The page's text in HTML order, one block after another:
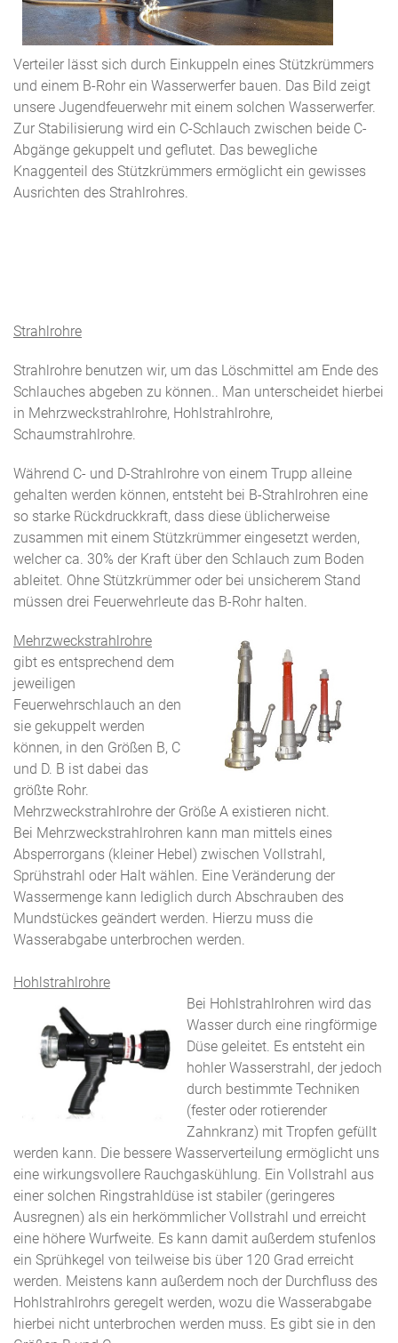
Verteiler lässt sich durch Einkuppeln eines Stützkrümmers
und einem B-Rohr ein Wasserwerfer bauen. Das Bild zeigt
unsere Jugendfeuerwehr mit einem solchen Wasserwerfer.
Zur Stabilisierung wird ein C-Schlauch zwischen beide C-
Abgänge gekuppelt und geflutet. Das bewegliche
Knaggenteil des Stützkrümmers ermöglicht ein gewisses
Ausrichten des Strahlrohres.
Strahlrohre
Strahlrohre benutzen wir, um das Löschmittel am Ende des
Schlauches abgeben zu können.. Man unterscheidet hierbei
in Mehrzweckstrahlrohre, Hohlstrahlrohre,
Schaumstrahlrohre.
Während C- und D-Strahlrohre von einem Trupp alleine
gehalten werden können, entsteht bei B-Strahlrohren eine
so starke Rückdruckkraft, dass diese üblicherweise
zusammen mit einem Stützkrümmer eingesetzt werden,
welcher ca. 30% der Kraft über den Schlauch zum Boden
ableitet. Ohne Stützkrümmer oder bei unsicherem Stand
müssen drei Feuerwehrleute das B-Rohr halten.
Mehrzweckstrahlrohre
gibt es entsprechend dem
jeweiligen
Feuerwehrschlauch an den
sie gekuppelt werden
können, in den Größen B, C
und D. B ist dabei das
größte Rohr.
Mehrzweckstrahlrohre der Größe A existieren nicht.
Bei Mehrzweckstrahlrohren kann man mittels eines
Absperrorgans (kleiner Hebel) zwischen Vollstrahl,
Sprühstrahl oder Halt wählen. Eine Veränderung der
Wassermenge kann lediglich durch Abschrauben des
Mundstückes geändert werden. Hierzu muss die
Wasserabgabe unterbrochen werden.
Hohlstrahlrohre
Bei Hohlstrahlrohren wird das
Wasser durch eine ringförmige
Düse geleitet. Es entsteht ein
hohler Wasserstrahl, der jedoch
durch bestimmte Techniken
(fester oder rotierender
Zahnkranz) mit Tropfen gefüllt
werden kann. Die bessere Wasserverteilung ermöglicht uns
eine wirkungsvollere Rauchgaskühlung. Ein Vollstrahl aus
einer solchen Ringstrahldüse ist stabiler (geringeres
Ausregnen) als ein herkömmlicher Vollstrahl und erreicht
eine höhere Wurfweite. Es kann damit außerdem stufenlos
ein Sprühkegel von teilweise bis über 120 Grad erreicht
werden. Meistens kann außerdem noch der Durchfluss des
Hohlstrahlrohrs geregelt werden, wozu die Wasserabgabe
hierbei nicht unterbrochen werden muss. Es gibt sie in den